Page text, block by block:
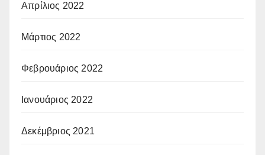
Απρίλιος 2022
Μάρτιος 2022
Φεβρουάριος 2022
Ιανουάριος 2022
Δεκέμβριος 2021